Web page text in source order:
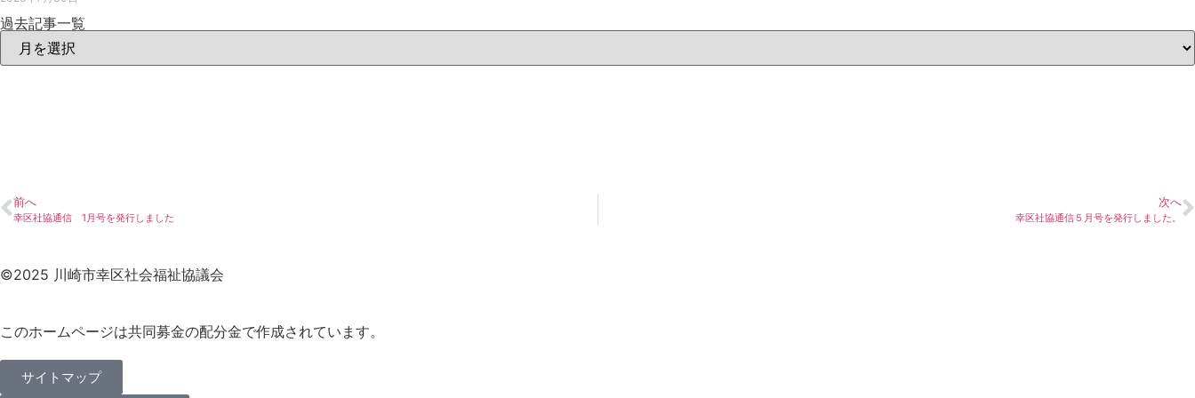
過去記事一覧
前へ
幸区社協通信 1月号を発行しました
次へ
幸区社協通信５月号を発行しました。
©2025 川崎市幸区社会福祉協議会
このホームページは共同募金の配分金で作成されています。
サイトマップ